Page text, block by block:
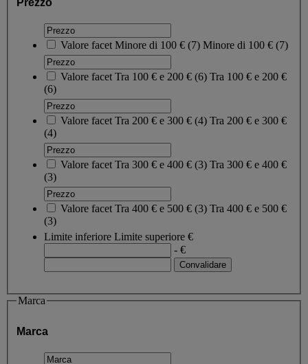
Valore facet Minore di 100 € (7) Minore di 100 € (7)
Valore facet Tra 100 € e 200 € (6) Tra 100 € e 200 €
(6)
Valore facet Tra 200 € e 300 € (4) Tra 200 € e 300 €
(4)
Valore facet Tra 300 € e 400 € (3) Tra 300 € e 400 €
(3)
Valore facet Tra 400 € e 500 € (3) Tra 400 € e 500 €
(3)
Limite inferiore Limite superiore €
- €
Marca
Marca